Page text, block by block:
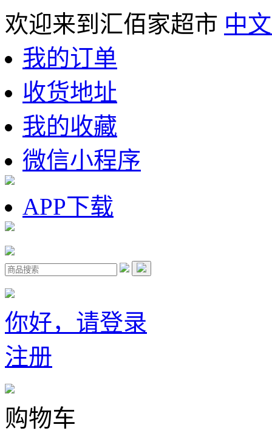
欢迎来到汇佰家超市 中
我的订单
收货地址
我的收藏
微信小程序
APP下载
你好，请登录
注册
购物车